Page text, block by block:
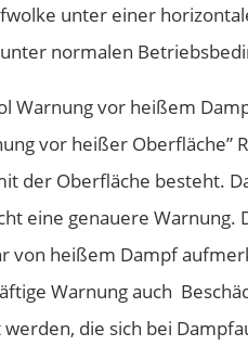
unter einer
normalen
Warnung vor heißem
vor heißer
der Oberfläche besteht.
eine genauere
von heißem Dampf
Warnung auch
die sich bei